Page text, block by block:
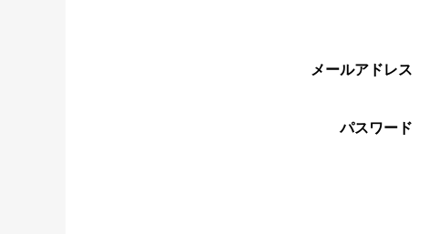
メールアドレス
パスワード